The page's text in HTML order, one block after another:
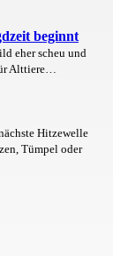
beginnt
eher scheu und
Alttiere…
Hitzewelle
Tümpel oder